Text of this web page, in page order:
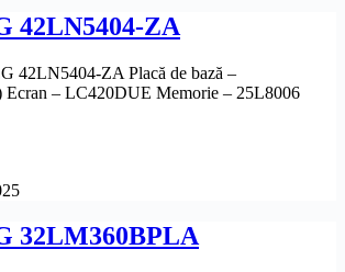
42LN5404-ZA
42LN5404-ZA Placă de bază –
– LC420DUE Memorie – 25L8006
32LM360BPLA